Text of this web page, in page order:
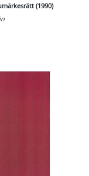
(1990)